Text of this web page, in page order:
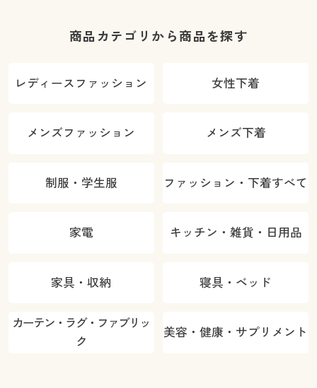
商品カテゴリから商品を探す
レディースファッション 女性下着
メンズファッション メンズ下着
制服・学生服 ファッション・下着すべて
家電 キッチン・雑貨・日用品
家具・収納 寝具・ベッド
カーテン・ラグ・ファブリッ
ク
美容・健康・サプリメント